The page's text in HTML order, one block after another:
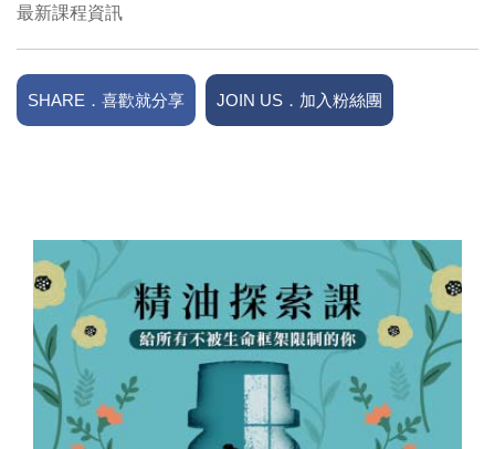
最新課程資訊
SHARE．喜歡就分享 JOIN US．加入粉絲團